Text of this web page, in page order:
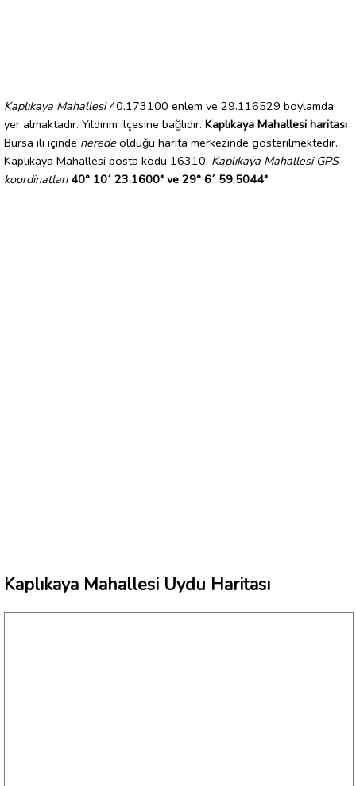
Kaplıkaya Mahallesi40.173100 enlem ve 29.116529 boylamda
yer almaktadır. Yıldırım ilçesine bağlıdır. Kaplıkaya Mahallesi haritası
Bursa ili içinde nerede olduğu harita merkezinde gösterilmektedir.
Kaplıkaya Mahallesi posta kodu 16310. Kaplıkaya Mahallesi GPS
koordinatları 40° 10´ 23.1600" ve 29° 6´ 59.5044".
Kaplıkaya Mahallesi Uydu Haritası